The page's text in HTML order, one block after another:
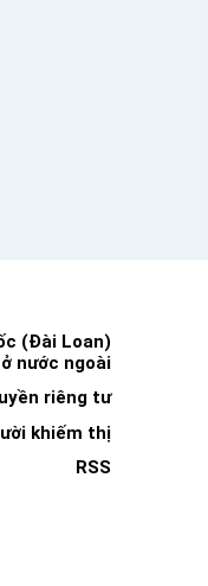
(Đài Loan)
ở nước ngoài
riêng tư
khiếm thị
RSS